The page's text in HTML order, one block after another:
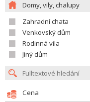
Domy, vily, chalupy
Zahradní chata
Venkovský dům
Rodinná vila
Jiný dům
Cena